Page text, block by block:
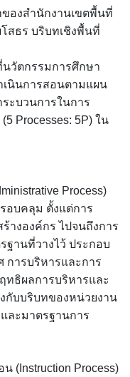
องสำนักงานเขตพื้นที่
สธร บริบทเชิงพื้นที่
นวัตกรรมการศึกษา
เนินการสอนตามแผน
ะบวนการในการ
Processes: 5P) ใน
Process)
อบคลุม ตั้งแต่การ
างองค์กร ไปจนถึงการ
ฐานที่วางไว้ ประกอบ
การบริหารและการ
ธิผลการบริหารและ
กับบริบทของหน่วยงาน
ะมาตรฐานการ
(Instruction Process)